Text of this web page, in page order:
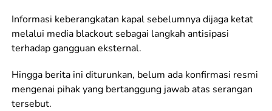
Informasi keberangkatan kapal sebelumnya dijaga ketat
melalui media blackout sebagai langkah antisipasi
terhadap gangguan eksternal.
Hingga berita ini diturunkan, belum ada konfirmasi resmi
mengenai pihak yang bertanggung jawab atas serangan
tersebut.